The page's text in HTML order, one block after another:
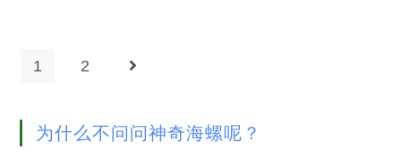
1 2 Go to the next page
为什么不问问神奇海螺呢？